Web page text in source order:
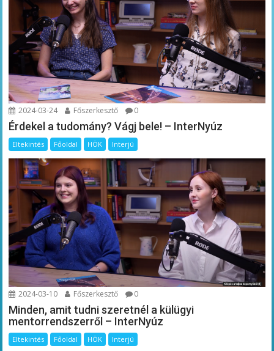
2024-03-24 Főszerkesztő 0
Érdekel a tudomány? Vágj bele! – InterNyúz
Eltekintés Főoldal HÖK Interjú
2024-03-10 Főszerkesztő 0
Minden, amit tudni szeretnél a külügyi
mentorrendszerről – InterNyúz
Eltekintés Főoldal HÖK Interjú